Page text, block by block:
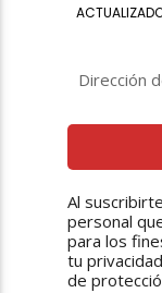
Al
personal
para los
tu
de